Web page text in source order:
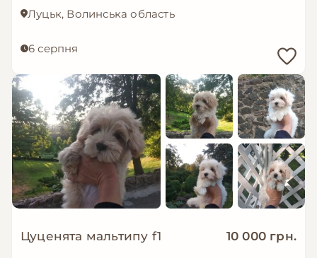
Луцьк, Волинська область
6 серпня
Цуценята мальтипу f1 10 000 грн.